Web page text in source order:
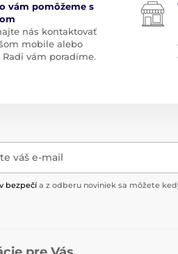
vám pomôžeme s
nás kontaktovať
mobile alebo
Radi vám poradíme.
váš e-mail
bezpečí a z odberu noviniek sa môžete